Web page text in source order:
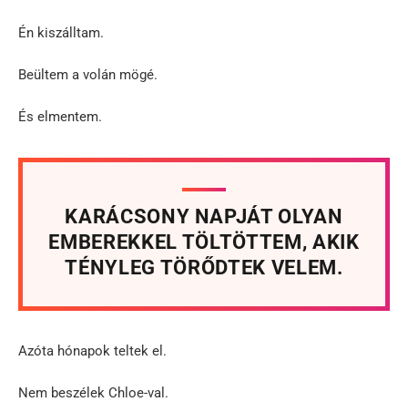
Én kiszálltam.
Beültem a volán mögé.
És elmentem.
KARÁCSONY NAPJÁT OLYAN
EMBEREKKEL TÖLTÖTTEM, AKIK
TÉNYLEG TÖRŐDTEK VELEM.
Azóta hónapok teltek el.
Nem beszélek Chloe-val.